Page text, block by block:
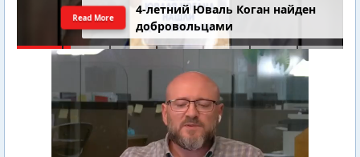
4-летний Юваль Коган найден
добровольцами
Read More